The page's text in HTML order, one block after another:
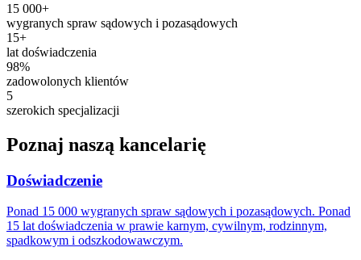
15 000+
wygranych spraw sądowych i pozasądowych
15+
lat doświadczenia
98%
zadowolonych klientów
5
szerokich specjalizacji
Poznaj naszą kancelarię
Doświadczenie
Ponad 15 000 wygranych spraw sądowych i pozasądowych. Ponad
15 lat doświadczenia w prawie karnym, cywilnym, rodzinnym,
spadkowym i odszkodowawczym.